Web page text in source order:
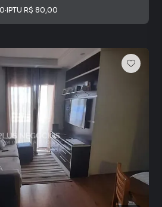
·IPTU R$ 80,00